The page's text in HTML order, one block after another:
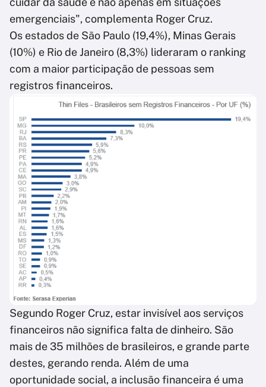
emergenciais", complementa Roger Cruz.
Os estados de São Paulo (19,4%), Minas Gerais
(10%) e Rio de Janeiro (8,3%) lideraram o ranking
com a maior participação de pessoas sem
registros financeiros.
Segundo Roger Cruz, estar invisível aos serviços
financeiros não significa falta de dinheiro. São
mais de 35 milhões de brasileiros, e grande parte
destes, gerando renda. Além de uma
oportunidade social, a inclusão financeira é uma